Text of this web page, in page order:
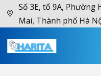
Số 3E, tổ 9A, Phường
Mai, Thành phố Hà